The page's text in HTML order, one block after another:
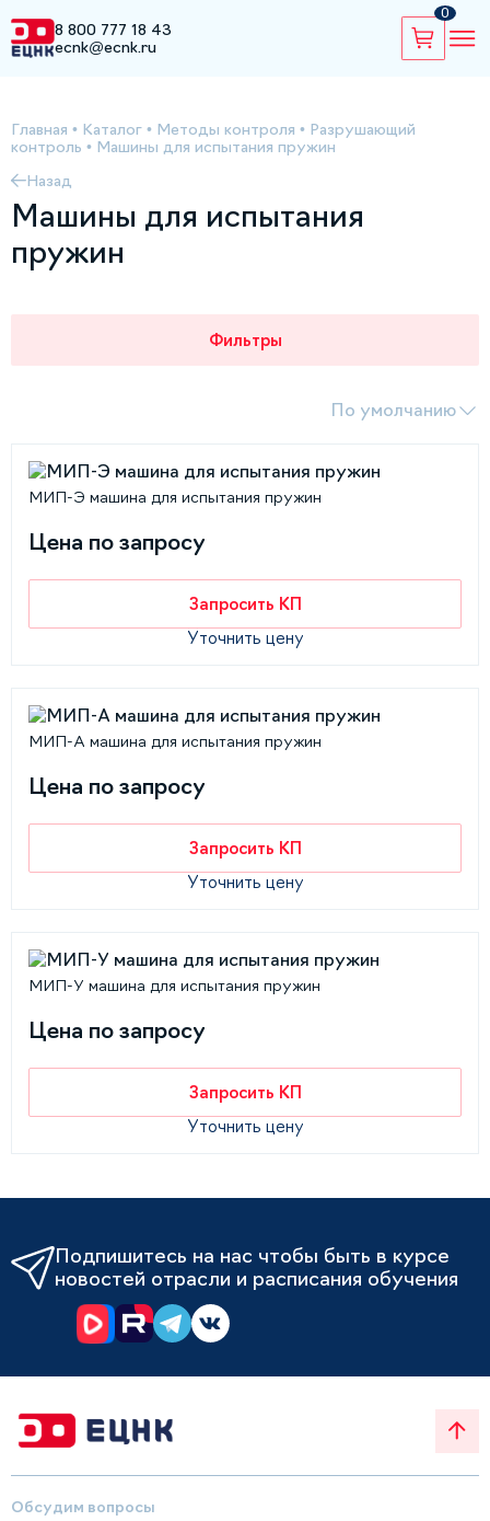
8 800 777 18 43
ecnk@ecnk.ru
0
Главная • Каталог • Методы контроля • Разрушающий
контроль • Машины для испытания пружин
Назад
Машины для испытания
пружин
Фильтры
По умолчанию
МИП-Э машина для испытания пружин
Цена по запросу
Запросить КП
Уточнить цену
МИП-А машина для испытания пружин
Цена по запросу
Запросить КП
Уточнить цену
МИП-У машина для испытания пружин
Цена по запросу
Запросить КП
Уточнить цену
Подпишитесь на нас чтобы быть в курсе
новостей отрасли и расписания обучения
Обсудим вопросы